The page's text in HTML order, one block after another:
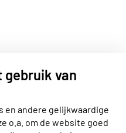
gebruik van
en andere gelijkwaardige
o.a. om de website goed